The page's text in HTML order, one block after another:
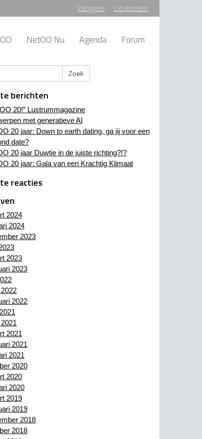
Inloggen Lid worden
NetOO Nu Agenda Forum
Zoek
berichten
20!” Lustrummagazine
met generatieve AI
20 jaar: Down to earth dating, ga jij voor een
date?
20 jaar Duwtje in de juiste richting?!?
20 jaar: Gala van een Krachtig Klimaat
reacties
2024
2024
2023
2023
2023
2022
2021
2021
2021
2020
2020
2020
2019
2019
2018
2018